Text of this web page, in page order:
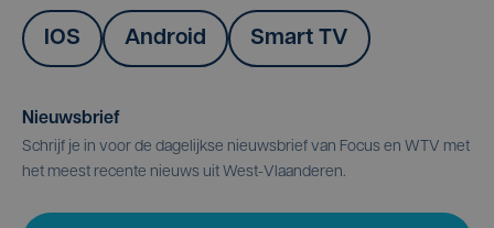
IOS Android Smart TV
Nieuwsbrief
Schrijf je in voor de dagelijkse nieuwsbrief van Focus en WTV met
het meest recente nieuws uit West-Vlaanderen.